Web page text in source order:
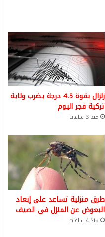
زلزال بقوة 4.5 درجة يضرب ولاية
تركية فجر اليوم
منذ 3 ساعات
طرق منزلية تساعد على إبعاد
البعوض عن المنزل في الصيف
منذ 4 ساعات